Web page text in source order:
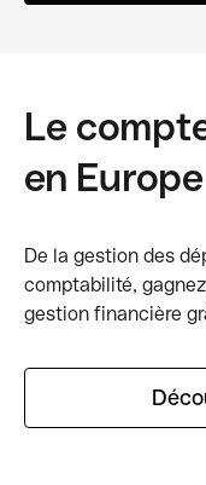
Le
en Europe
De la gestion des
comptabilité,
gestion financière